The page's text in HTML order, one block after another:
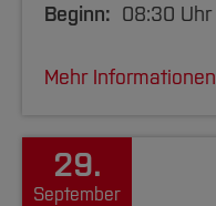
Beginn: 08:30 Uhr
Mehr Informationen
29.
September